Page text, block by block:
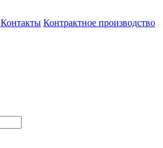
Контакты Контрактное производство